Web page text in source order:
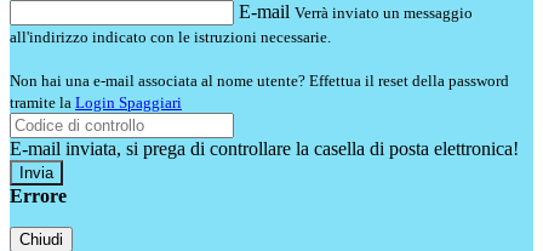
E-mail Verrà inviato un messaggio
all'indirizzo indicato con le istruzioni necessarie.
Non hai una e-mail associata al nome utente? Effettua il reset della password
tramite la Login Spaggiari
E-mail inviata, si prega di controllare la casella di posta elettronica!
Errore
Chiudi